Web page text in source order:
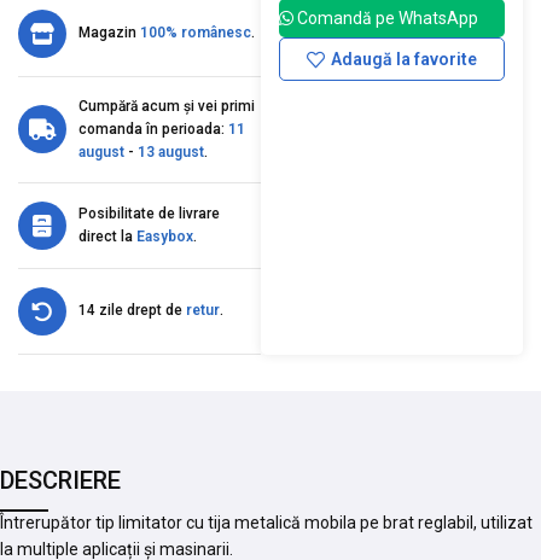
Magazin 100% românesc.
Cumpără acum și vei primi
comanda în perioada: 11
august - 13 august.
Posibilitate de livrare
direct la Easybox.
14 zile drept de retur.
Comandă pe WhatsApp
Adaugă la favorite
DESCRIERE
Întrerupător tip limitator cu tija metalică mobila pe brat reglabil, utilizat
la multiple aplicații și masinarii.